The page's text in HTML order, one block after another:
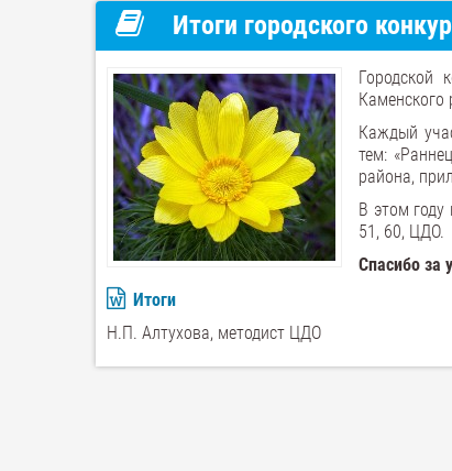
Итоги городского
Городской
Каменского
Каждый
тем:
района,
В этом
51, 60, ЦДО.
Спасибо за
Итоги
Н.П. Алтухова, методист ЦДО